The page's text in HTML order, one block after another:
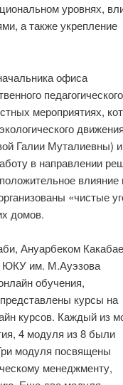
уровнях,
а также укрепление
офиса
педагогического
мероприятиях,
движения
Галии Муталиевны) и
в направлении
влияние
«чистые
домов.
Ануарбеком
ЮКУ им. М.Ауэзова
обучения,
курсы на
курсов. Каждый из
4 модуля из 8 были
модуля посвящены
менеджменту,